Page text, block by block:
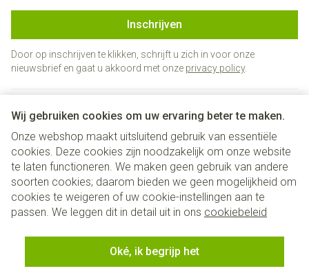
Wij gebruiken cookies om uw ervaring beter te maken.
Onze webshop maakt uitsluitend gebruik van essentiële
cookies. Deze cookies zijn noodzakelijk om onze website
te laten functioneren. We maken geen gebruik van andere
soorten cookies; daarom bieden we geen mogelijkheid om
cookies te weigeren of uw cookie-instellingen aan te
passen. We leggen dit in detail uit in ons cookiebeleid
Oké, ik begrijp het
Inschrijven
Door op inschrijven te klikken, schrijft u zich in voor onze
nieuwsbrief en gaat u akkoord met onze privacy policy.
Juridische links